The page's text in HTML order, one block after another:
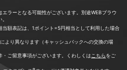
ラーとなる可能性がございます。別途WEBブラウ
額表記は、1ポイント=5円相当として利用した場合
より異なります（キャッシュバックへの交換の場
・ご留意事項がございます。くわしくは こちらをご